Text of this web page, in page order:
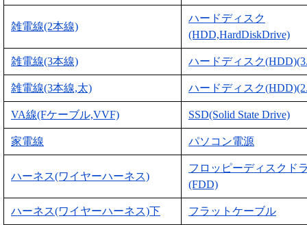
雑電線(2本線)
ハードディスク
(HDD,HardDiskDrive)
雑電線(3本線) ハードディスク
雑電線(3本線,太) ハードディスク
VA線(Fケーブル,VVF) SSD(Solid State Drive)
家電線 パソコン電源
ハーネス(ワイヤーハーネス)
フロッピーディスクド
(FDD)
ハーネス(ワイヤーハーネス)下 フラットケーブル